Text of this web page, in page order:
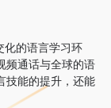
化的语言学习环
频通话与全球的语
技能的提升，还能